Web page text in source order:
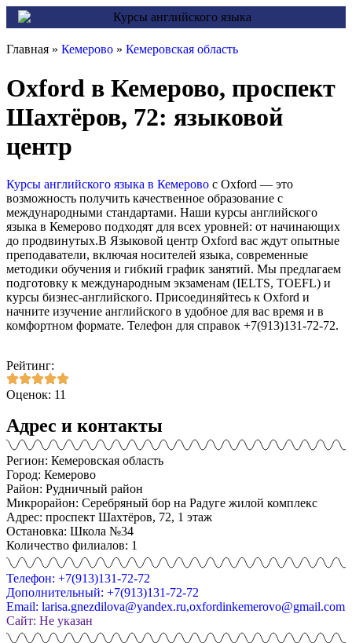
Главная » Кемерово » Кемеровская область
Oxford в Кемерово, проспект
Шахтёров, 72: языковой
центр
Курсы английского языка в Кемерово с Oxford — это
возможность получить качественное образование с
международными стандартами. Наши курсы английского
языка в Кемерово подходят для всех уровней: от начинающих
до продвинутых.В Языковой центр Oxford вас ждут опытные
преподаватели, включая носителей языка, современные
методики обучения и гибкий график занятий. Мы предлагаем
подготовку к международным экзаменам (IELTS, TOEFL) и
курсы бизнес-английского. Присоединяйтесь к Oxford и
начните изучение английского в удобное для вас время и в
комфортном формате. Телефон для справок +7(913)131-72-72.
Рейтинг:
Оценок: 11
Адрес и контакты
Регион: Кемеровская область
Город: Кемерово
Район: Рудничный район
Микрорайон: Серебряный бор на Радуге жилой комплекс
Адрес: проспект Шахтёров, 72, 1 этаж
Остановка: Школа №34
Количество филиалов: 1
Телефон: +7(913)131-72-72
Дополнительный: +7(913)131-72-72
Email: larisa.gnezdilova@yandex.ru,oxfordinkemerovo@gmail.com
Сайт: Не указан